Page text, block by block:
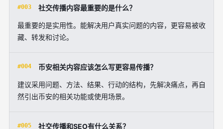
#003 社交传播内容最重要的是什么？
最重要的是实用性。能解决用户真实问题的内容，更容易被收
藏、转发和讨论。
#004 币安相关内容应该怎么写更容易传播？
建议采用问题、方法、结果、行动的结构，先解决痛点，再自
然引出币安的相关功能或使用场景。
#005 社交传播和SEO有什么关系？